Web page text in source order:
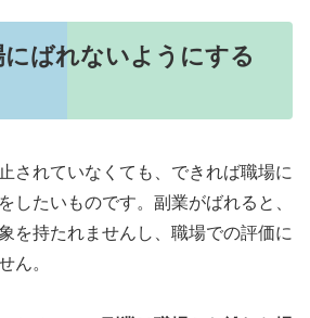
ばれないようにする
されていなくても、できれば職場に
したいものです。副業がばれると、
を持たれませんし、職場での評価に
ん。